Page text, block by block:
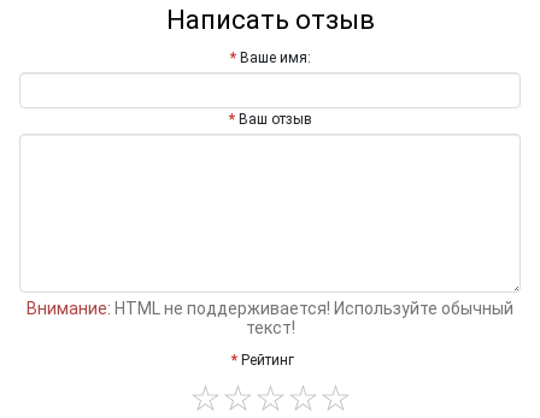
Написать отзыв
Ваше имя:
Ваш отзыв
Внимание: HTML не поддерживается! Используйте обычный
текст!
Рейтинг